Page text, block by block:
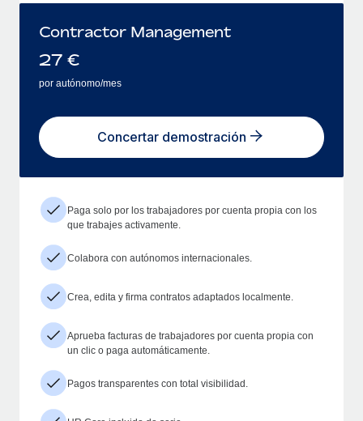
Contractor Management
27 €
por autónomo/mes
Concertar demostración
Paga solo por los trabajadores por cuenta propia con los
que trabajes activamente.
Colabora con autónomos internacionales.
Crea, edita y firma contratos adaptados localmente.
Aprueba facturas de trabajadores por cuenta propia con
un clic o paga automáticamente.
Pagos transparentes con total visibilidad.